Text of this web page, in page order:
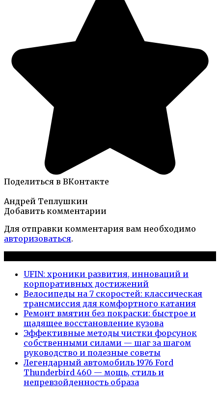
Поделиться в ВКонтакте
Андрей Теплушкин
Добавить комментарии
Для отправки комментария вам необходимо
авторизоваться.
UFIN: хроники развития, инноваций и
корпоративных достижений
Велосипеды на 7 скоростей: классическая
трансмиссия для комфортного катания
Ремонт вмятин без покраски: быстрое и
щадящее восстановление кузова
Эффективные методы чистки форсунок
собственными силами — шаг за шагом
руководство и полезные советы
Легендарный автомобиль 1976 Ford
Thunderbird 460 — мощь, стиль и
непревзойденность образа